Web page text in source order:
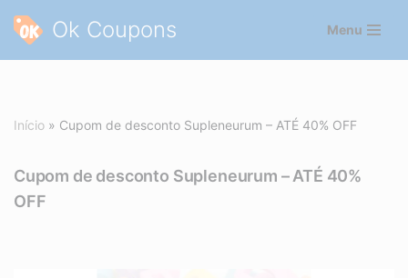
Pular
Ok Coupons Menu
Início » Cupom de desconto Supleneurum – ATÉ 40% OFF
Cupom de desconto Supleneurum – ATÉ 40%
OFF